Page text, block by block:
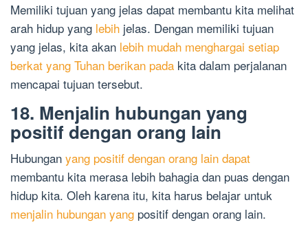
Memiliki tujuan yang jelas dapat membantu kita melihat
arah hidup yang lebih jelas. Dengan memiliki tujuan
yang jelas, kita akan lebih mudah menghargai setiap
berkat yang Tuhan berikan pada kita dalam perjalanan
mencapai tujuan tersebut.
18. Menjalin hubungan yang
positif dengan orang lain
Hubungan yang positif dengan orang lain dapat
membantu kita merasa lebih bahagia dan puas dengan
hidup kita. Oleh karena itu, kita harus belajar untuk
menjalin hubungan yang positif dengan orang lain.